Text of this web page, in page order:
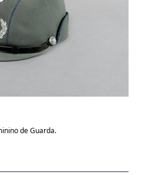
de Guarda.